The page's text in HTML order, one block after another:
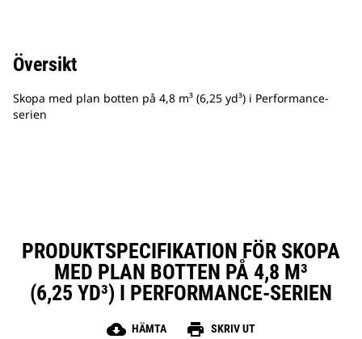
Översikt
Skopa med plan botten på 4,8 m³ (6,25 yd³) i Performance-
serien
PRODUKTSPECIFIKATION FÖR SKOPA
MED PLAN BOTTEN PÅ 4,8 M³
(6,25 YD³) I PERFORMANCE-SERIEN
cloud_download HÄMTA print SKRIV UT